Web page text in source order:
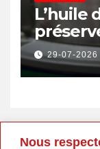
Nous
L’huile
Donald
29-07-2026